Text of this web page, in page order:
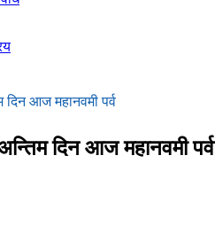
दिन आज महानवमी पर्व
दिन आज महानवमी पर्व